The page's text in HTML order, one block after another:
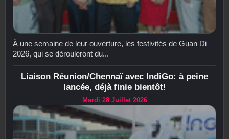
À une semaine de leur ouverture, les festivités de Guan Di
2026, qui se dérouleront du...
Liaison Réunion/Chennaï avec IndiGo: à peine
lancée, déjà finie bientôt!
Mardi 28 Juillet 2026